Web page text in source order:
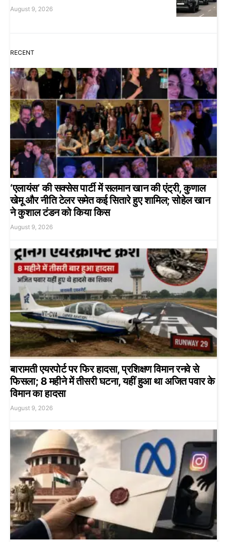
August 9, 2026
RECENT
‘एलायंस’ की सक्सेस पार्टी में सलमान खान की एंट्री, कुणाल
खेमू और नीति टेलर समेत कई सितारे हुए शामिल; सोहेल खान
ने कुशाल टंडन को किया किस
August 9, 2026
बारामती एयरपोर्ट पर फिर हादसा, प्रशिक्षण विमान रनवे से
फिसला; 8 महीने में तीसरी घटना, यहीं हुआ था अजित पवार के
विमान का हादसा
August 9, 2026